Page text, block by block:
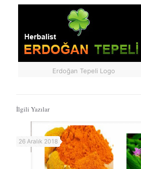
Erdoğan Tepeli Logo
İlgili Yazılar
26 Aralık 2018